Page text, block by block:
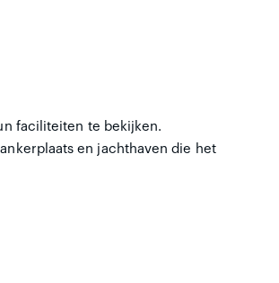
faciliteiten te bekijken.
en jachthaven die het